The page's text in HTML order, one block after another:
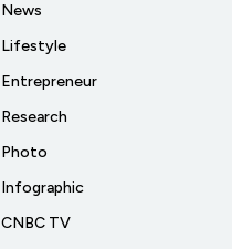
News
Lifestyle
Entrepreneur
Research
Photo
Infographic
CNBC TV